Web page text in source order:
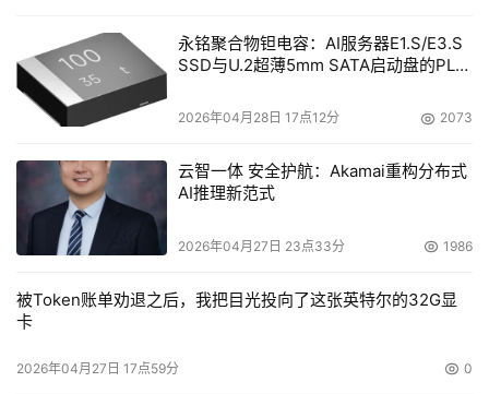
连续读写的性能。但是如果你在一台个人电脑上看到用户模
板，那说明大多数操作是随机的。"
要应用软件找出空白区。如果正好有空白区，应用软件则必
须在进行数据写入前保证清空所有数据，这就使响应时间延
时大约2毫秒。
另一个根本问题是写入放大。数据写入闪存和数据写入主机
此如果一个主机要写入闪存上4KG的数据块，则写入主机量
永铭聚合物钽电容：AI服务器E1.S/E3.S
SSD与U.2超薄5mm SATA启动盘的PLP
2026年04月28日 17点12分 2073
云智一体 安全护航：Akamai重构分布式
AI推理新范式
2026年04月27日 23点33分 1986
被Token账单劝退之后，我把目光投向了这张英特尔的32G显
卡
2026年04月27日 17点59分 0